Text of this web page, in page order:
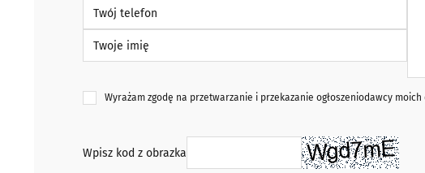
Wyrażam zgodę na przetwarzanie i przekazanie ogłoszeniodawcy
Wpisz kod z obrazka